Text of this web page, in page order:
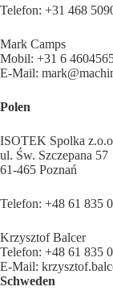
Telefon: +31 468
Mark Camps
Mobil: +31 6
E-Mail:
Polen
ISOTEK Spolka
ul. Św. Szczepana 57
61-465 Poznań
Telefon: +48 61 835
Krzysztof Balcer
Telefon: +48 61 835
E-Mail:
Schweden